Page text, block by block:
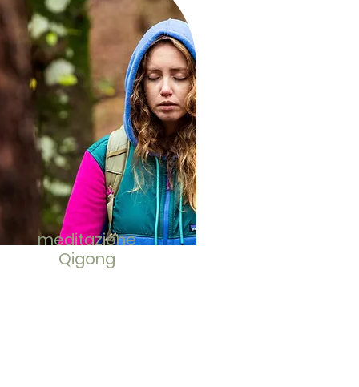
meditazione
Qigong